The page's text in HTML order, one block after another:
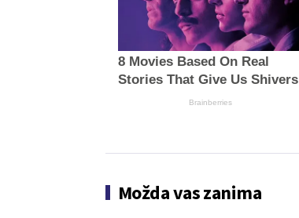
8 Movies Based On Real
Stories That Give Us Shivers
Brainberries
Možda vas zanima